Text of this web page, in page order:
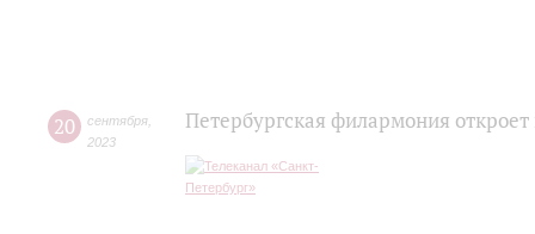
20 сентября
2023
Петербургская филармония